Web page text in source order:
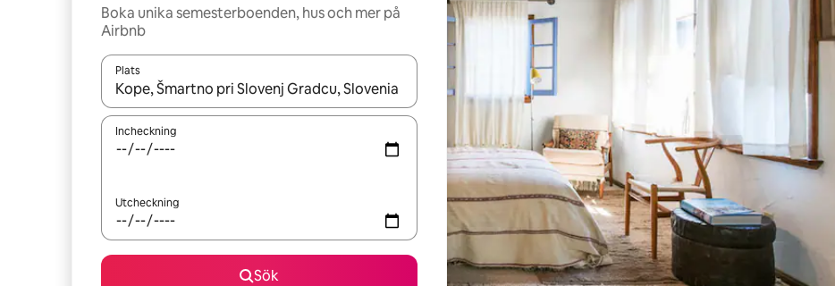
Boka unika semesterboenden, hus och mer på
Airbnb
Plats
När resultaten är tillgängliga kan du navigera med upp- och nedåtpilarna eller utforska genom att trycka eller svepa.
Incheckning
Utcheckning
Sök